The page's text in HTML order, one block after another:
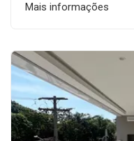
Mais informações